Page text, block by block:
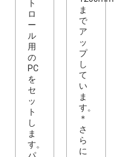
ト
ロ
ー
ル
用
の
PC
を
セ
ッ
ト
し
ま
す。
パ
ま
で
ア
ッ
プ
し
て
い
ま
す。
＊
さ
ら
に